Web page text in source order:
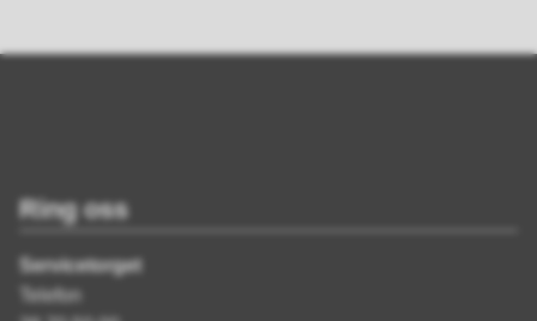
Ring oss
Servicetorget
Telefon